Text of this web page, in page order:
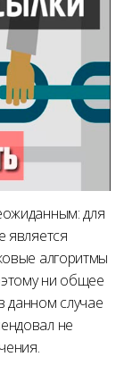
для
является
алгоритмы
ни общее
данном случае
не